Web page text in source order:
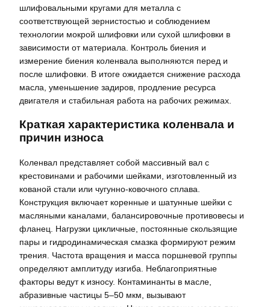
шлифовальными кругами для металла с
соответствующей зернистостью и соблюдением
технологии мокрой шлифовки или сухой шлифовки в
зависимости от материала. Контроль биения и
измерение биения коленвала выполняются перед и
после шлифовки. В итоге ожидается снижение расхода
масла, уменьшение задиров, продление ресурса
двигателя и стабильная работа на рабочих режимах.
Краткая характеристика коленвала и
причин износа
Коленвал представляет собой массивный вал с
крестовинами и рабочими шейками, изготовленный из
кованой стали или чугунно-ковочного сплава.
Конструкция включает коренные и шатунные шейки с
масляными каналами, балансировочные противовесы и
фланец. Нагрузки цикличные, постоянные скользящие
пары и гидродинамическая смазка формируют режим
трения. Частота вращения и масса поршневой группы
определяют амплитуду изгиба. Неблагоприятные
факторы ведут к износу. Контаминанты в масле,
абразивные частицы 5–50 мкм, вызывают